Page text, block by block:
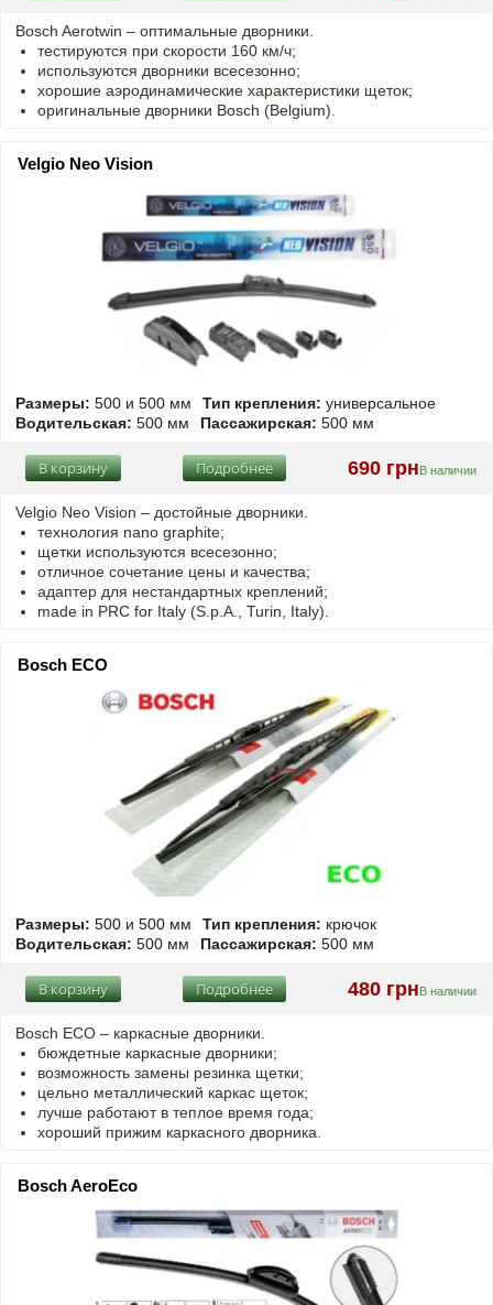
Bosch Aerotwin – оптимальные дворники.
тестируются при скорости 160 км/ч;
используются дворники всесезонно;
хорошие аэродинамические характеристики щеток;
оригинальные дворники Bosch (Belgium).
Velgio Neo Vision
Размеры: 500 и 500 мм Тип крепления: универсальное
Водительская: 500 мм Пассажирская: 500 мм
690 грнВ наличии
Подробнее
В корзину
Velgio Neo Vision – достойные дворники.
технология nano graphite;
щетки используются всесезонно;
отличное сочетание цены и качества;
адаптер для нестандартных креплений;
made in PRC for Italy (S.p.A., Turin, Italy).
Bosch ECO
Размеры: 500 и 500 мм Тип крепления: крючок
Водительская: 500 мм Пассажирская: 500 мм
480 грнВ наличии
Подробнее
В корзину
Bosch ECO – каркасные дворники.
бюждетные каркасные дворники;
возможность замены резинка щетки;
цельно металлический каркас щеток;
лучше работают в теплое время года;
хороший прижим каркасного дворника.
Bosch AeroEco